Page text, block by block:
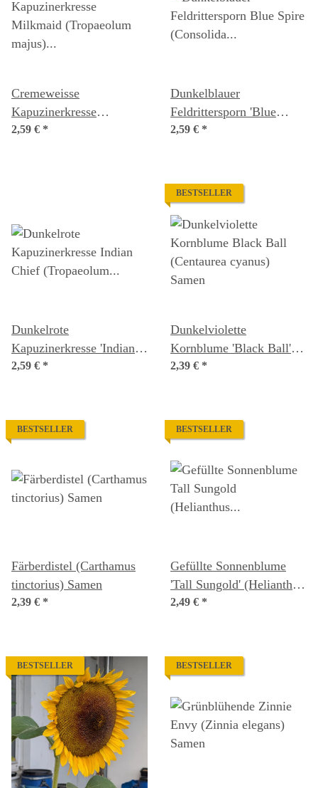
Cremeweisse
Kapuzinerkresse
'Milkmaid' (Tropaeolum
2,59 € *
Dunkelblauer
Feldrittersporn 'Blue
Spire' (Consolida ajacis)
2,59 € *
Dunkelrote
Kapuzinerkresse 'Indian
Chief' (Tropaeolum
2,59 € *
BESTSELLER
Dunkelviolette
Kornblume 'Black Ball'
(Centaurea cyanus)
2,39 € *
BESTSELLER
Färberdistel (Carthamus
tinctorius) Samen
2,39 € *
BESTSELLER
Gefüllte Sonnenblume
'Tall Sungold' (Helianthus
annuus) Samen
2,49 € *
BESTSELLER BESTSELLER